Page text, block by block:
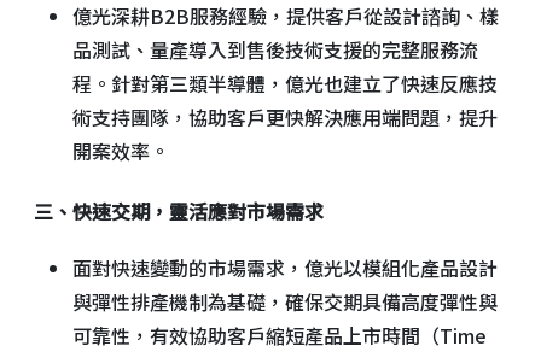
億光深耕B2B服務經驗，提供客戶從設計諮詢、樣
品測試、量產導入到售後技術支援的完整服務流
程。針對第三類半導體，億光也建立了快速反應技
術支持團隊，協助客戶更快解決應用端問題，提升
開案效率。
三、快速交期，靈活應對市場需求
面對快速變動的市場需求，億光以模組化產品設計
與彈性排產機制為基礎，確保交期具備高度彈性與
可靠性，有效協助客戶縮短產品上市時間（Time